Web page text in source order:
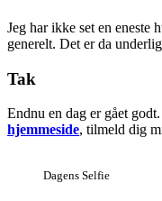
Jeg har ikke set en eneste
generelt. Det er da
Tak
Endnu en dag er gået
hjemmeside, tilmeld dig
Dagens Selfie